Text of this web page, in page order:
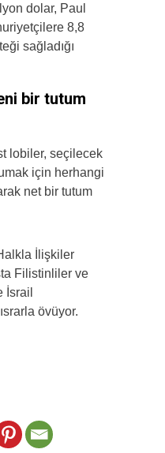
dolar, Paul
8,8
sağladığı
bir tutum
lobiler, seçilecek
için herhangi
net bir tutum
İlişkiler
Filistinliler ve
İsrail
övüyor.